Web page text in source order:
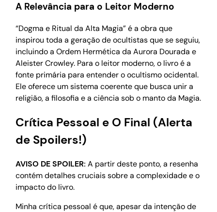
A Relevância para o Leitor Moderno
“Dogma e Ritual da Alta Magia” é a obra que
inspirou toda a geração de ocultistas que se seguiu,
incluindo a Ordem Hermética da Aurora Dourada e
Aleister Crowley. Para o leitor moderno, o livro é a
fonte primária para entender o ocultismo ocidental.
Ele oferece um sistema coerente que busca unir a
religião, a filosofia e a ciência sob o manto da Magia.
Crítica Pessoal e O Final (Alerta
de Spoilers!)
AVISO DE SPOILER: A partir deste ponto, a resenha
contém detalhes cruciais sobre a complexidade e o
impacto do livro.
Minha crítica pessoal é que, apesar da intenção de